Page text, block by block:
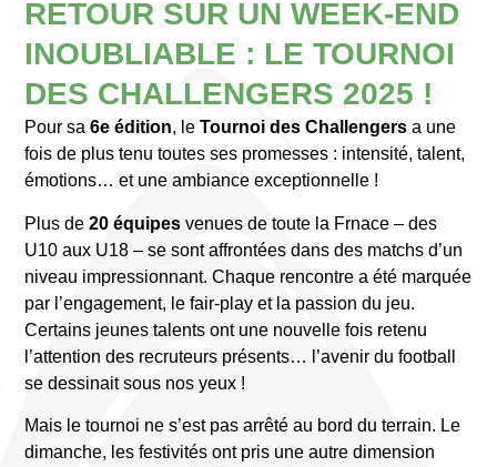
RETOUR SUR UN WEEK-END
INOUBLIABLE : LE TOURNOI
DES CHALLENGERS 2025 !
Pour sa6e édition, leTournoi des Challengers a une
fois de plus tenu toutes ses promesses : intensité, talent,
émotions… et une ambiance exceptionnelle !
Plus de20 équipes venues de toute la Frnace – des
U10 aux U18 – se sont affrontées dans des matchs d’un
niveau impressionnant. Chaque rencontre a été marquée
par l’engagement, le fair-play et la passion du jeu.
Certains jeunes talents ont une nouvelle fois retenu
l’attention des recruteurs présents… l’avenir du football
se dessinait sous nos yeux !
Mais le tournoi ne s’est pas arrêté au bord du terrain. Le
dimanche, les festivités ont pris une autre dimension